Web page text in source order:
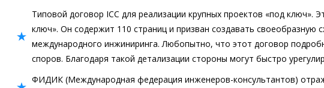
Типовой договор ICC для реализации крупных проектов «под
ключ». Он содержит 110 страниц и призван создавать своеобразную
международного инжиниринга. Любопытно, что этот договор
споров. Благодаря такой детализации стороны могут быстро
ФИДИК (Международная федерация инженеров-консультантов)